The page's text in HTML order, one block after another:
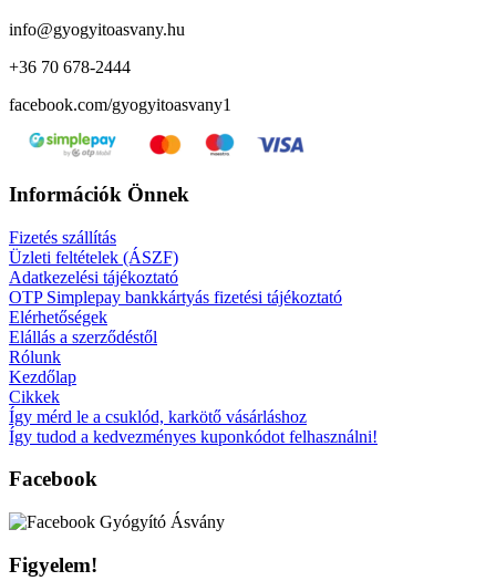
info@gyogyitoasvany.hu
+36 70 678-2444
facebook.com/gyogyitoasvany1
Információk Önnek
Fizetés szállítás
Üzleti feltételek (ÁSZF)
Adatkezelési tájékoztató
OTP Simplepay bankkártyás fizetési tájékoztató
Elérhetőségek
Elállás a szerződéstől
Rólunk
Kezdőlap
Cikkek
Így mérd le a csuklód, karkötő vásárláshoz
Így tudod a kedvezményes kuponkódot felhasználni!
Facebook
Figyelem!